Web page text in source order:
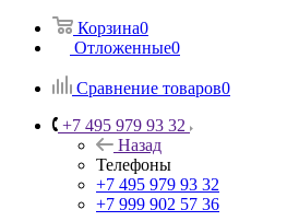
Корзина0
Отложенные0
Сравнение товаров0
+7 495 979 93 32
Назад
Телефоны
+7 495 979 93 32
+7 999 902 57 36